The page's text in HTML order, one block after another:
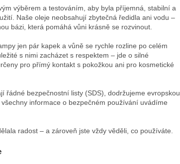
výběrem a testováním, aby byla příjemná, stabilní a
Naše oleje neobsahují zbytečná ředidla ani vodu –
bázi, která pomáhá vůni krásně se rozvinout.
jen pár kapek a vůně se rychle rozline po celém
s nimi zacházet s respektem – jde o silné
pro přímý kontakt s pokožkou ani pro kosmetické
řádné bezpečnostní listy (SDS), dodržujeme evropskou
informace o bezpečném používání uvádíme
radost – a zároveň jste vždy věděli, co používáte.